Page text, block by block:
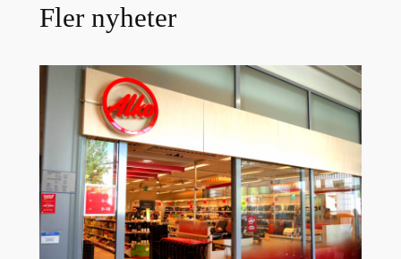
Fler nyheter